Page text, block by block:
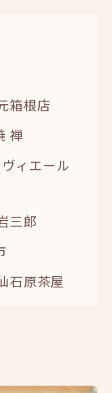
箱根店
禅
ィエール
三郎
石原茶屋